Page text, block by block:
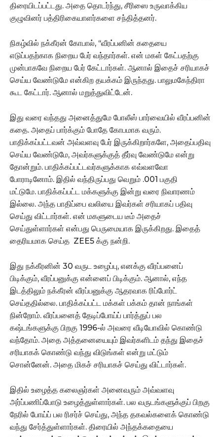
திரையிடப்பட்டது. அதை தொடர்ந்து, சீரிஸை உருவாக்கிய
குழுவினர் பத்திரிகையாளர்களை சந்தித்தனர்.
நிகழ்வில் நக்கீரன் கோபால், ‘‘வீரப்பனின் கதையை
எடுப்பதற்காக நிறைய பேர் வந்தார்கள். என் மகள் கேட்பதற்கு
முன்பாகவே நிறைய பேர் கேட்டார்கள். ஆனால் இதைச் சரியாகச்
செய்ய வேண்டுமே என்கிற தயக்கம் இருந்தது. பாலுமகேந்திரா
கூட கேட்டார். ஆனால் மறுத்துவிட்டேன்.
இது வரை வந்தது அனைத்துமே போலீஸ் பார்வையில் வீரப்பனின்
கதை. அதைப் பார்க்கும் போதே கோபமாக வரும்.
பாதிக்கப்பட்டவன் அவ்வளவு பேர் இருக்கிறார்களே, அதைப்பதிவு
செய்ய வேண்டுமே, அவர்களுக்குத் தீர்வு வேண்டுமே என்று
தோன்றும். பாதிக்கப்பட்டவர்களுக்காக எவ்வளவோ
போராடினோம். இதில் வந்திருப்பது வெறும் .001 பகுதி
மட்டுமே. பாதிக்கப்பட்ட மக்களுக்கு இன்று வரை நிவாரணம்
இல்லை. அந்த பாதிப்பை வலியை இவர்கள் சரியாகப் பதிவு
செய்து விட்டார்கள். என் மகளுடைய டீம் அதைச்
செய்துள்ளார்கள் என்பது பெருமையாக இருக்கிறது. இதைத்
தைரியமாக செய்த ZEE5 க்கு நன்றி.
இது நக்கீரனின் 30 வருட உழைப்பு, எனக்கு வீரப்பனைப்
பிடிக்கும், வீரப்பனுக்கு என்னைப் பிடிக்கும். ஆனால், எந்த
இடத்திலும் நக்கீரன் வீரப்பனுக்கு ஆதரவாக ரிப்போர்ட்
செய்ததில்லை. பாதிக்கப்பட்ட மக்கள் பக்கம் தான் நாங்கள்
நின்றோம். வீரப்பனைத் தேடிப்போய்ப் பார்த்துப் பல
கஷ்டங்களுக்கு பிறகு 1996-ல் அவரை வீடியோவில் கொண்டு
வந்தோம். அதை அத்தனையையும் இவர்களிடம் தந்து இதைச்
சரியாகக் கொண்டு வந்து விடுங்கள் என்று மட்டும்
சொன்னேன். அதை மிகச் சரியாகச் செய்து விட்டார்கள்.
இதில் உழைத்த கலைஞர்கள் அனைவரும் அவ்வளவு
அர்ப்பணிப்போடு உழைத்துள்ளார்கள். பல வருடங்களுக்குப் பிறகு
நேரில் போய்ப் பல ரிசர்ச் செய்து, அந்த தகவல்களைக் கொண்டு
வந்து சேர்த்துள்ளார்கள். திரையில் அந்தக்கதையை